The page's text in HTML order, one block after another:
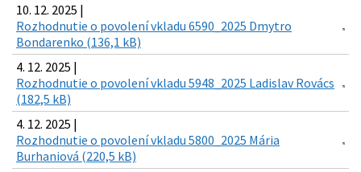
10. 12. 2025 |
Rozhodnutie o povolení vkladu 6590_2025 Dmytro
Bondarenko (136,1 kB)
4. 12. 2025 |
Rozhodnutie o povolení vkladu 5948_2025 Ladislav Rovács
(182,5 kB)
4. 12. 2025 |
Rozhodnutie o povolení vkladu 5800_2025 Mária
Burhaniová (220,5 kB)